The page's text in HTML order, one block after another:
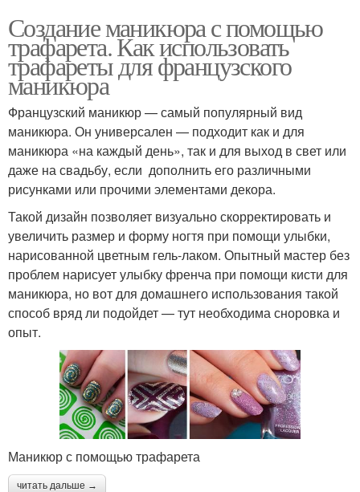
Создание маникюра с помощью
трафарета. Как использовать
трафареты для французского
маникюра
Французский маникюр — самый популярный вид
маникюра. Он универсален — подходит как и для
маникюра «на каждый день», так и для выход в свет или
даже на свадьбу, если дополнить его различными
рисунками или прочими элементами декора.
Такой дизайн позволяет визуально скорректировать и
увеличить размер и форму ногтя при помощи улыбки,
нарисованной цветным гель-лаком. Опытный мастер без
проблем нарисует улыбку френча при помощи кисти для
маникюра, но вот для домашнего использования такой
способ вряд ли подойдет — тут необходима сноровка и
опыт.
Маникюр с помощью трафарета
читать дальше →